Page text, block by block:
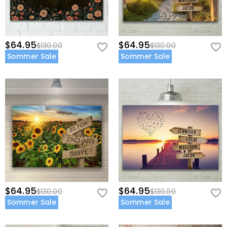
$64.95$130.00
Sommer Sale
$64.95$130.00
Sommer Sale
$64.95$130.00
Sommer Sale
$64.95$130.00
Sommer Sale